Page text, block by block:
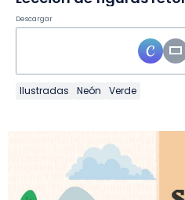
Descargar
Ilustradas Neón Verde